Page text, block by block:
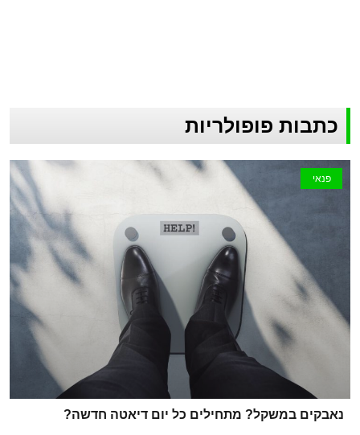
כתבות פופולריות
פנאי
נאבקים במשקל? מתחילים כל יום דיאטה חדשה?